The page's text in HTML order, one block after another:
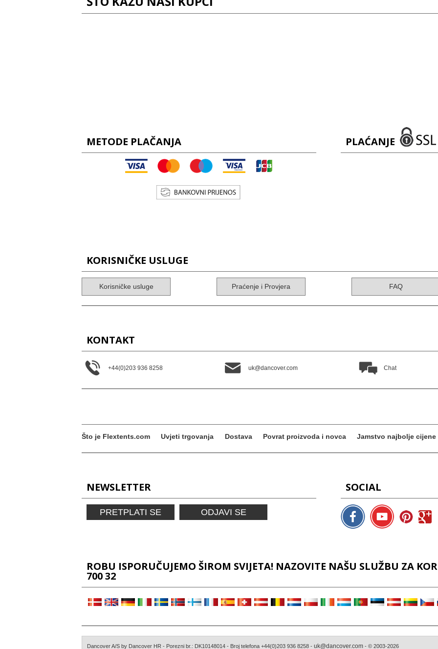
METODE PLAČANJA PLAĆANJE
KORISNIČKE USLUGE
Korisničke usluge Praćenje i Provjera FAQ
KONTAKT
+44(0)203 936 8258 uk@dancover.com Chat
Što je Flextents.com Uvjeti trgovanja Dostava Povrat proizvoda i novca Jamstvo najbolje cijene
NEWSLETTER
PRETPLATI SE ODJAVI SE
SOCIAL
ROBU ISPORUČUJEMO ŠIROM SVIJETA! NAZOVITE NAŠU SLUŽBU ZA
700 32
Dancover A/S by Dancover HR - Porezni br.: DK10148014 - Broj telefona +44(0)203 936 8258 - uk@dancover.com - © 2003-2026